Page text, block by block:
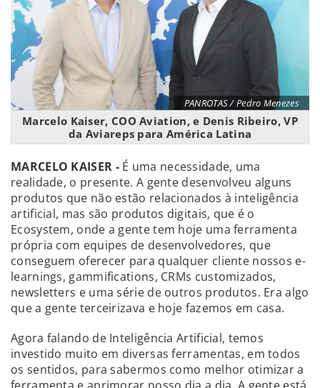
PANROTAS / Pedro Menezes
Marcelo Kaiser, COO Aviation, e Denis Ribeiro, VP
da Aviareps para América Latina
MARCELO KAISER - É uma necessidade, uma
realidade, o presente. A gente desenvolveu alguns
produtos que não estão relacionados à inteligência
artificial, mas são produtos digitais, que é o
Ecosystem, onde a gente tem hoje uma ferramenta
própria com equipes de desenvolvedores, que
conseguem oferecer para qualquer cliente nossos e-
learnings, gammifications, CRMs customizados,
newsletters e uma série de outros produtos. Era algo
que a gente terceirizava e hoje fazemos em casa.
Agora falando de Inteligência Artificial, temos
investido muito em diversas ferramentas, em todos
os sentidos, para sabermos como melhor otimizar a